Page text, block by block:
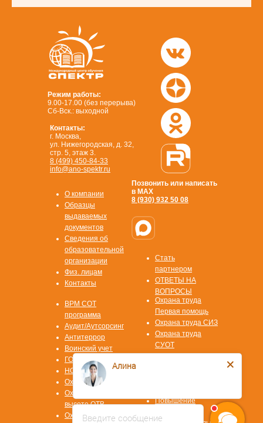
Режим работы:
9.00-17.00 (без перерыва)
Сб-Вск.: выходной
Позвонить или написать
в MAX
8 (930) 932 50 08
Контакты:
г. Москва,
ул. Нижегородская, д. 32,
стр. 5, этаж 3.
8 (499) 450-84-33
info@ano-spektr.ru
Стать
партнером
ОТВЕТЫ НА
ВОПРОСЫ
ВРМ СОТ
программа
Аудит/Аутсорсинг
Антитеррор
Воинский учет
ГОЧС
НОК ЦОК
Охрана труда
Охрана труда на
высоте ОТВ
Охрана труда в
Охрана труда
Первая помощь
Охрана труда СИЗ
Охрана труда
СУОТ
Охрана труда
Повышение
О компании
Образцы
выдаваемых
документов
Сведения об
образовательной
организации
Физ. лицам
Контакты
Введите сообщение
Алина